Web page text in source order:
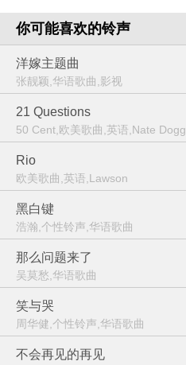
你可能喜欢的铃声
洋嫁主题曲
张靓颖,华语歌曲,影视
21 Questions
50 Cent,欧美歌曲,英语,Nate Dogg
Rio
欧美歌曲,英语,Lawson
黑白键
浩瀚,个性铃声,华语歌曲
那么问题来了
吴莫愁,华语歌曲
笑与哭
周华健,个性铃声,华语歌曲
不会再见的再见